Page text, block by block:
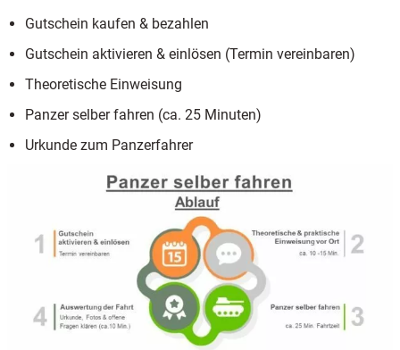
Gutschein kaufen & bezahlen
Gutschein aktivieren & einlösen (Termin vereinbaren)
Theoretische Einweisung
Panzer selber fahren (ca. 25 Minuten)
Urkunde zum Panzerfahrer